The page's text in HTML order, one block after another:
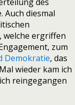
diesmal
welche ergriffen
zum
Demokratie, das
wieder kam ich
reingegangen